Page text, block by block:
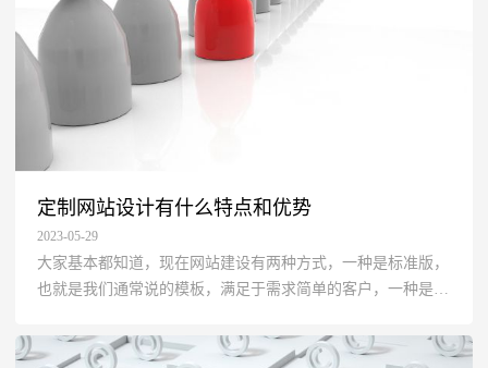
定制网站设计有什么特点和优势
2023-05-29
大家基本都知道，现在网站建设有两种方式，一种是标准版，
也就是我们通常说的模板，满足于需求简单的客户，一种是定
网站有什么特点和优势。